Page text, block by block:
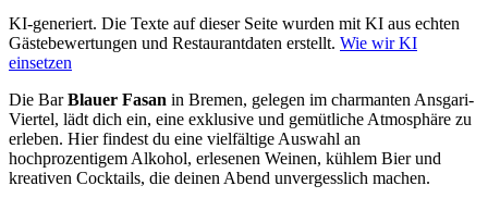
KI-generiert. Die Texte auf dieser Seite wurden mit KI aus echten
Gästebewertungen und Restaurantdaten erstellt. Wie wir KI
einsetzen
Die BarBlauer Fasan in Bremen, gelegen im charmanten Ansgari-
Viertel, lädt dich ein, eine exklusive und gemütliche Atmosphäre zu
erleben. Hier findest du eine vielfältige Auswahl an
hochprozentigem Alkohol, erlesenen Weinen, kühlem Bier und
kreativen Cocktails, die deinen Abend unvergesslich machen.